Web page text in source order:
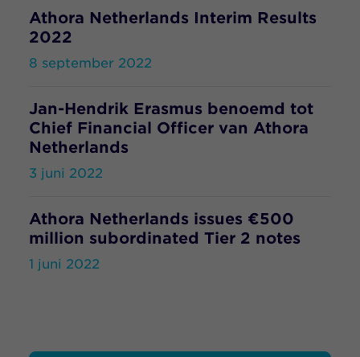
Athora Netherlands Interim Results
2022
8 september 2022
Jan-Hendrik Erasmus benoemd tot
Chief Financial Officer van Athora
Netherlands
3 juni 2022
Athora Netherlands issues €500
million subordinated Tier 2 notes
1 juni 2022